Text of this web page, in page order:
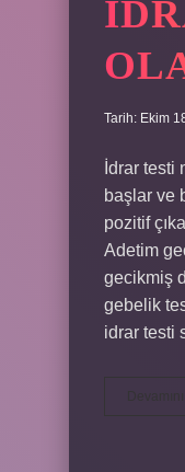
Tarih: Ekim
İdrar testi
başlar ve
pozitif
Adetim
gecikmiş
gebelik
idrar testi